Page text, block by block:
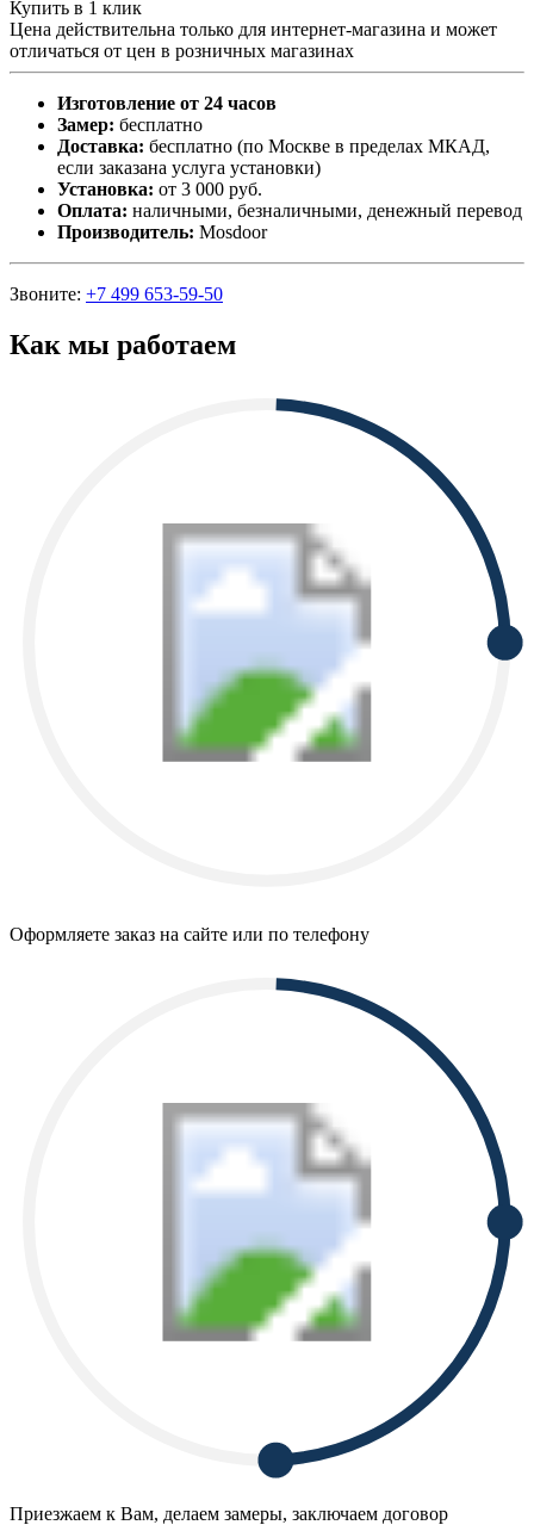
Купить в 1 клик
Цена действительна только для интернет-магазина и может
отличаться от цен в розничных магазинах
Изготовление от 24 часов
Замер: бесплатно
Доставка: бесплатно (по Москве в пределах МКАД,
если заказана услуга установки)
Установка: от 3 000 руб.
Оплата: наличными, безналичными, денежный перевод
Производитель: Mosdoor
Звоните: +7 499 653-59-50
Как мы работаем
Оформляете заказ на сайте или по телефону
Приезжаем к Вам, делаем замеры, заключаем договор